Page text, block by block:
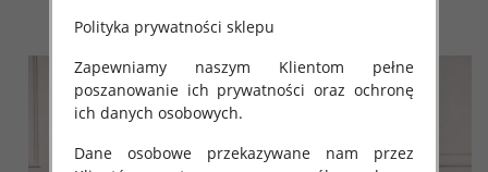
Polityka prywatności sklepu
Zapewniamy naszym Klientom pełne
poszanowanie ich prywatności oraz ochronę
ich danych osobowych.
Dane osobowe przekazywane nam przez